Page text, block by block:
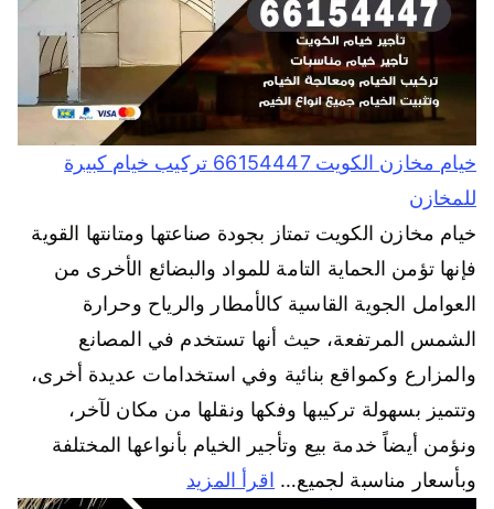
خيام مخازن الكويت 66154447 تركيب خيام كبيرة
للمخازن
خيام مخازن الكويت تمتاز بجودة صناعتها ومتانتها القوية
فإنها تؤمن الحماية التامة للمواد والبضائع الأخرى من
العوامل الجوية القاسية كالأمطار والرياح وحرارة
الشمس المرتفعة، حيث أنها تستخدم في المصانع
والمزارع وكمواقع بنائية وفي استخدامات عديدة أخرى،
وتتميز بسهولة تركيبها وفكها ونقلها من مكان لآخر،
ونؤمن أيضاً خدمة بيع وتأجير الخيام بأنواعها المختلفة
وبأسعار مناسبة لجميع… اقرأ المزيد